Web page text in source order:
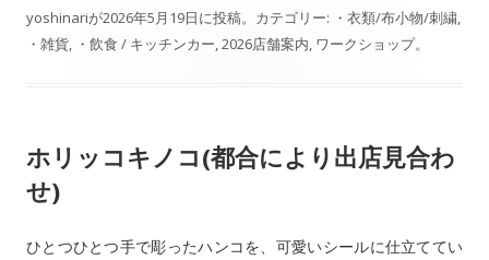
e e
b
k
yoshinariが2026年5月19日に投稿。カテゴリー: ・衣類/布小物/刺繍,
・雑貨, ・飲食 / キッチンカー,2026店舗案内, ワークショップ。
ホリッコキノコ(都合により出店見合わ
せ)
ひとつひとつ手で彫ったハンコを、可愛いシールに仕立ててい